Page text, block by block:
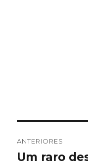
de
ANTERIORES
Post
Um raro